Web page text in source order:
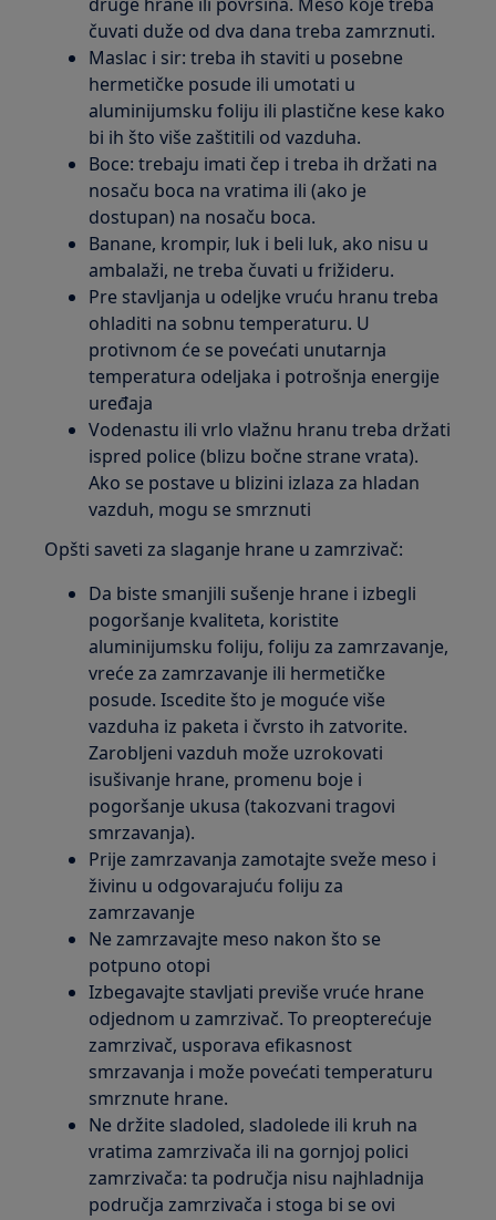
čuvati duže od dva dana treba zamrznuti.
Maslac i sir: treba ih staviti u posebne
hermetičke posude ili umotati u
aluminijumsku foliju ili plastične kese kako
bi ih što više zaštitili od vazduha.
Boce: trebaju imati čep i treba ih držati na
nosaču boca na vratima ili (ako je
dostupan) na nosaču boca.
Banane, krompir, luk i beli luk, ako nisu u
ambalaži, ne treba čuvati u frižideru.
Pre stavljanja u odeljke vruću hranu treba
ohladiti na sobnu temperaturu. U
protivnom će se povećati unutarnja
temperatura odeljaka i potrošnja energije
uređaja
Vodenastu ili vrlo vlažnu hranu treba držati
ispred police (blizu bočne strane vrata).
Ako se postave u blizini izlaza za hladan
vazduh, mogu se smrznuti
Opšti saveti za slaganje hrane u zamrzivač:
Da biste smanjili sušenje hrane i izbegli
pogoršanje kvaliteta, koristite
aluminijumsku foliju, foliju za zamrzavanje,
vreće za zamrzavanje ili hermetičke
posude. Iscedite što je moguće više
vazduha iz paketa i čvrsto ih zatvorite.
Zarobljeni vazduh može uzrokovati
isušivanje hrane, promenu boje i
pogoršanje ukusa (takozvani tragovi
smrzavanja).
Prije zamrzavanja zamotajte sveže meso i
živinu u odgovarajuću foliju za
zamrzavanje
Ne zamrzavajte meso nakon što se
potpuno otopi
Izbegavajte stavljati previše vruće hrane
odjednom u zamrzivač. To preopterećuje
zamrzivač, usporava efikasnost
smrzavanja i može povećati temperaturu
smrznute hrane.
Ne držite sladoled, sladolede ili kruh na
vratima zamrzivača ili na gornjoj polici
zamrzivača: ta područja nisu najhladnija
područja zamrzivača i stoga bi se ovi